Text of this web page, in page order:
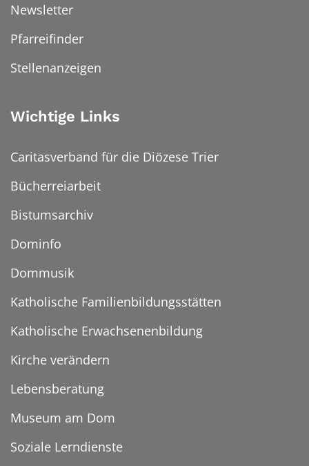
Newsletter
Pfarreifinder
Stellenanzeigen
Wichtige Links
Caritasverband für die Diözese Trier
Bücherreiarbeit
Bistumsarchiv
Dominfo
Dommusik
Katholische Familienbildungsstätten
Katholische Erwachsenenbildung
Kirche verändern
Lebensberatung
Museum am Dom
Soziale Lerndienste